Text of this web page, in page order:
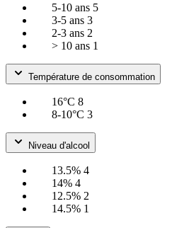
5-10 ans 5
3-5 ans 3
2-3 ans 2
> 10 ans 1
Température de consommation
16°C 8
8-10°C 3
Niveau d'alcool
13.5% 4
14% 4
12.5% 2
14.5% 1